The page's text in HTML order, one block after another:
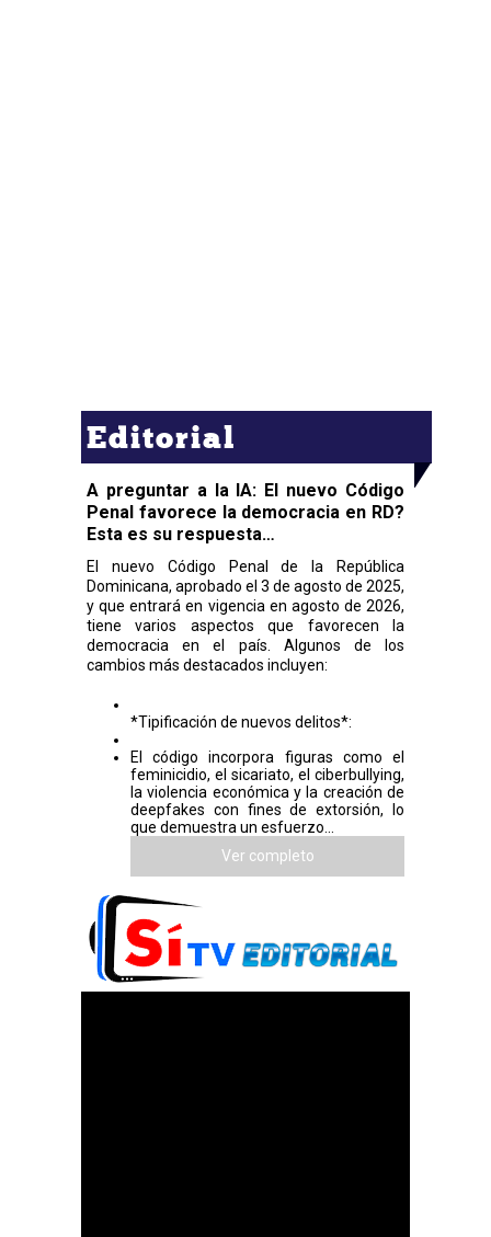
Editorial
A preguntar a la IA: El nuevo Código
Penal favorece la democracia en RD?
Esta es su respuesta…
El nuevo Código Penal de la República
Dominicana, aprobado el 3 de agosto de 2025,
y que entrará en vigencia en agosto de 2026,
tiene varios aspectos que favorecen la
democracia en el país. Algunos de los
cambios más destacados incluyen:
*Tipificación de nuevos delitos*:
El código incorpora figuras como el
feminicidio, el sicariato, el ciberbullying,
la violencia económica y la creación de
deepfakes con fines de extorsión, lo
que demuestra un esfuerzo...
Ver completo